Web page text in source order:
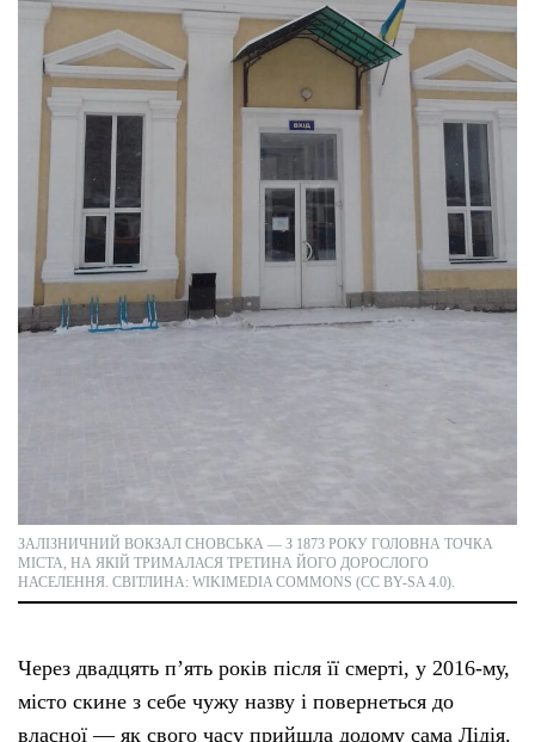
ЗАЛІЗНИЧНИЙ ВОКЗАЛ СНОВСЬКА — З 1873 РОКУ ГОЛОВНА ТОЧКА
МІСТА, НА ЯКІЙ ТРИМАЛАСЯ ТРЕТИНА ЙОГО ДОРОСЛОГО
НАСЕЛЕННЯ. СВІТЛИНА: WIKIMEDIA COMMONS (CC BY-SA 4.0).
Через двадцять пʼять років після її смерті, у 2016-му,
місто скине з себе чужу назву і повернеться до
власної — як свого часу прийшла додому сама Лідія.